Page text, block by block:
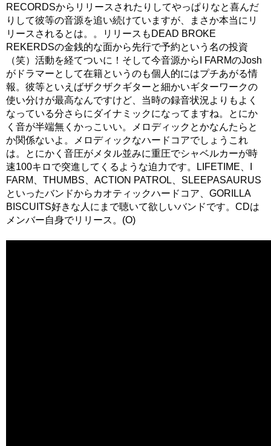
RECORDSからリリースされたりしてやっぱりなと喜んだ
りして彼等の音源を追い続けていますが、まさか本当にリ
リースされるとは。。リリースもDEAD BROKE
REKERDSの金銭的な面から先行で予約という名の投資
（笑）活動を経てついに！そして今音源からI FARMのJosh
がドラマーとして在籍というのも個人的にはプチあがる情
報。彼等といえばザクザクギターと細かいギターワークの
使い分けが最高なんですけど、当時の録音状況よりもよく
なっている分さらにダイナミックになってますね。とにか
く音が半端無くかっこいい。メロディックとかなんたらと
か関係ないよ。メロディックなハードコアでしょうこれ
は。とにかく音圧がメタル並みに重圧でシャベルカーが時
速100キロで突進してくるような迫力です。LIFETIME、I
FARM、THUMBS、ACTION PATROL、SLEEPASAURUS
といったバンドからカオティックハードコア、GORILLA
BISCUITS好きな人にまで聴いて欲しいバンドです。CDは
メンバー自身でリリース。(O)